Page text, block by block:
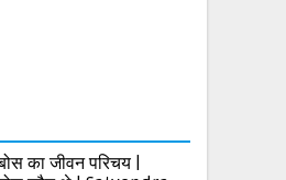
का जीवन परिचय |